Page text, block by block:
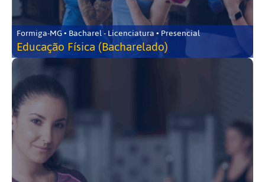
Formiga-MG • Bacharel - Licenciatura • Presencial
Educação Física (Bacharelado)